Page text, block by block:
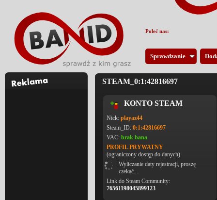
Sprawdzanie
STEAM_0:1:42816697
KONTO STEAM
Nick: playaz44
Steam_ID: 0:1:42816697
VAC: brak bana
PROFIL PRYWATNY
(ograniczony dostęp do danych)
Wyliczanie daty rejestracji, proszę
czekać...
Link do Steam Community:
76561198045899123
Poleć nas: